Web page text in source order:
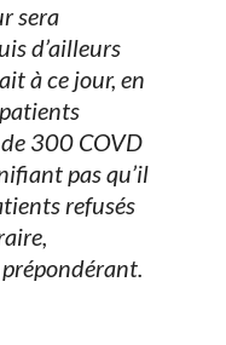
sera
d’ailleurs
à ce jour, en
300 COVD
pas qu’il
refusés